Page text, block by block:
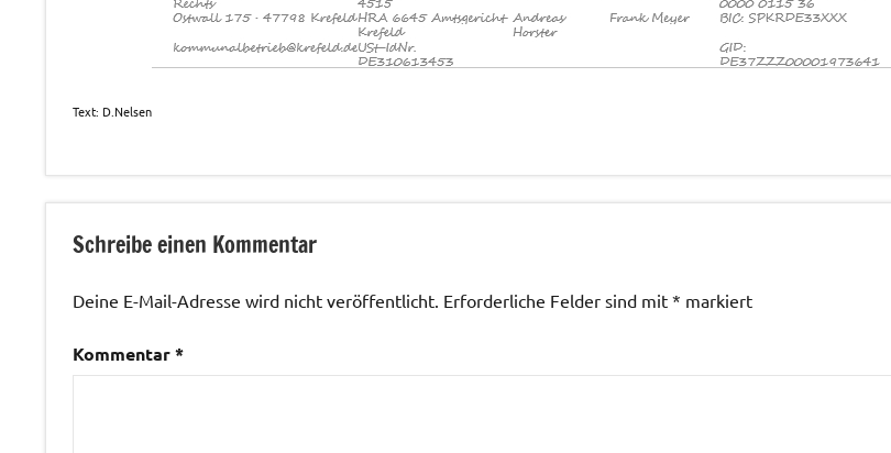
Text: D.Nelsen
Bahn
Schreibe einen Kommentar
Deine E-Mail-Adresse wird nicht veröffentlicht. Erforderliche Felder sind mit * markiert
Kommentar*